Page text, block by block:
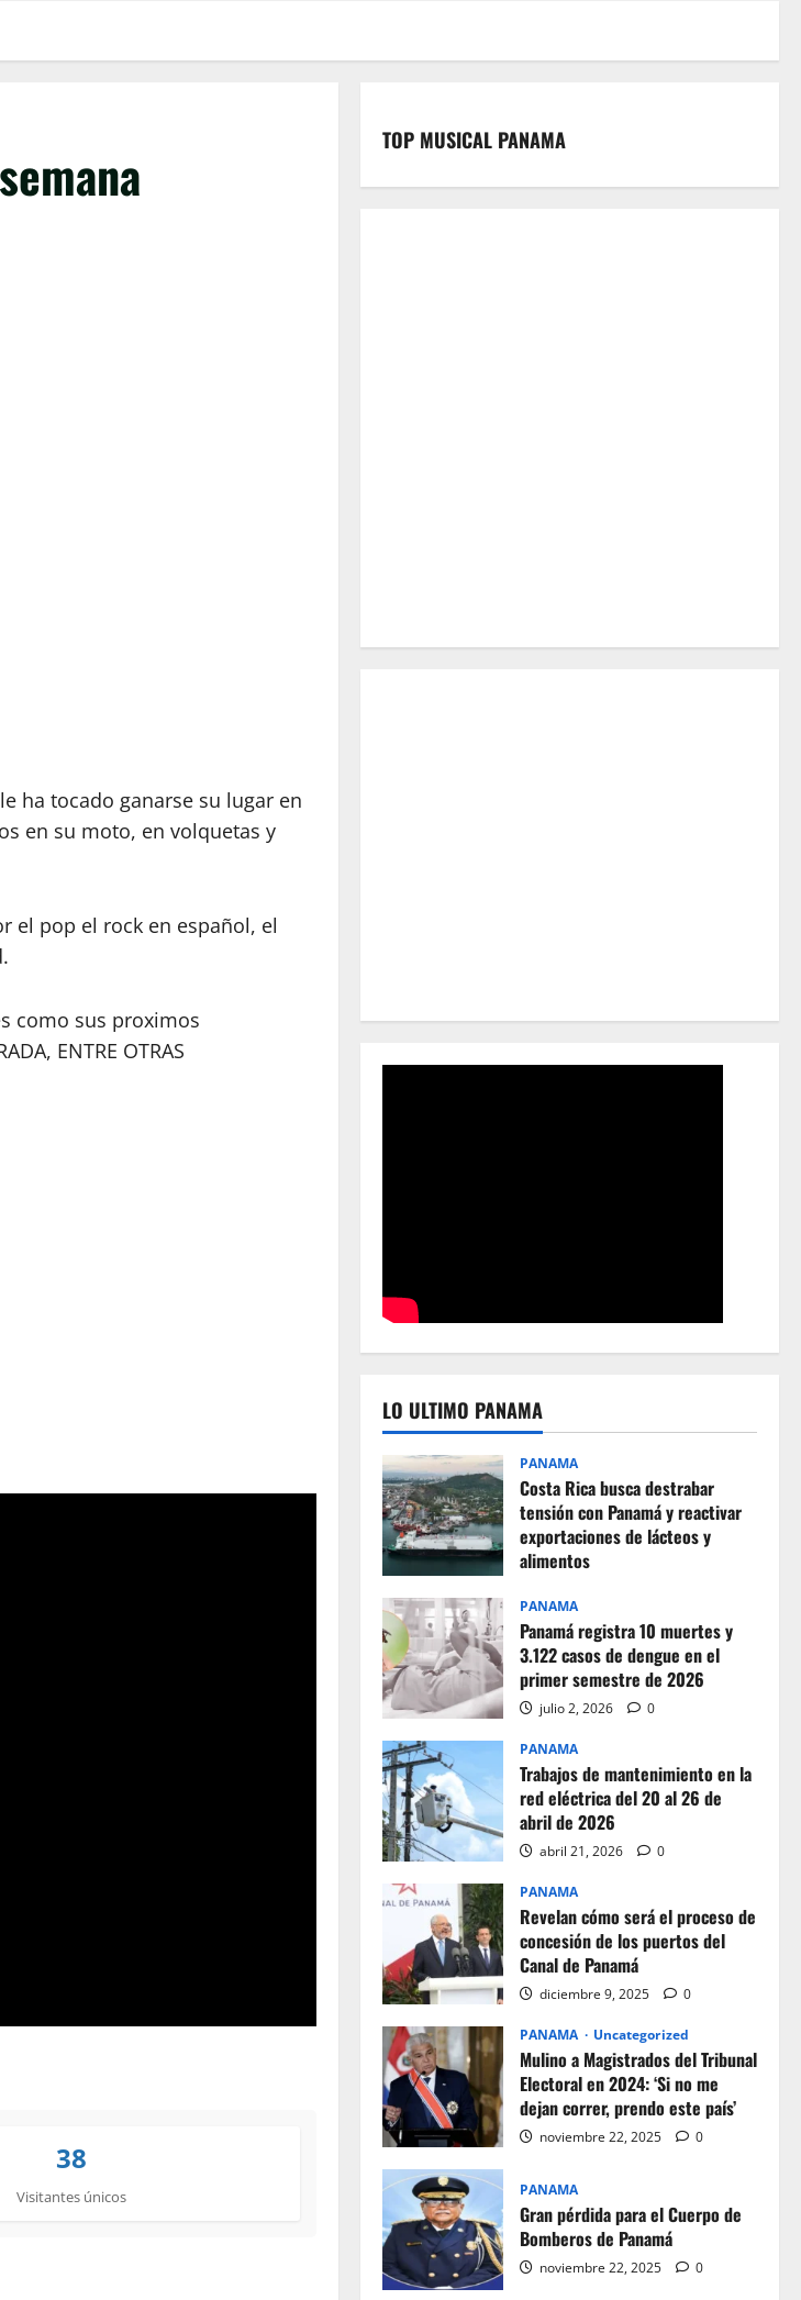
ha tocado ganarse su lugar en
en su moto, en volquetas y
el pop el rock en español, el
como sus proximos
ENTRE OTRAS
38
Visitantes únicos
TOP MUSICAL PANAMA
LO ULTIMO PANAMA
PANAMA
Costa Rica busca destrabar
tensión con Panamá y reactivar
exportaciones de lácteos y
alimentos
PANAMA
Panamá registra 10 muertes y
3.122 casos de dengue en el
primer semestre de 2026
julio 2, 2026 0
PANAMA
Trabajos de mantenimiento en la
red eléctrica del 20 al 26 de
abril de 2026
abril 21, 2026 0
PANAMA
Revelan cómo será el proceso de
concesión de los puertos del
Canal de Panamá
diciembre 9, 2025 0
PANAMA Uncategorized
Mulino a Magistrados del Tribunal
Electoral en 2024: ‘Si no me
dejan correr, prendo este país’
noviembre 22, 2025 0
PANAMA
Gran pérdida para el Cuerpo de
Bomberos de Panamá
noviembre 22, 2025 0